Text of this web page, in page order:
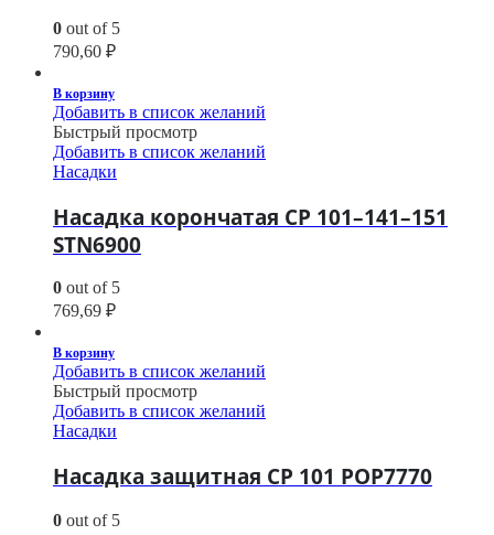
0 out of 5
790,60 ₽
В корзину
Добавить в список желаний
Быстрый просмотр
Добавить в список желаний
Насадки
Насадка корончатая CP 101–141–151
STN6900
0 out of 5
769,69 ₽
В корзину
Добавить в список желаний
Быстрый просмотр
Добавить в список желаний
Насадки
Насадка защитная CP 101 POP7770
0 out of 5